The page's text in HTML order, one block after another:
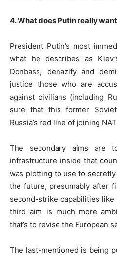
4. What does Putin really
President Putin’s most
what he describes as
Donbass, denazify and
justice those who are
against civilians (including
sure that this former
Russia’s red line of joining
The secondary aims are
infrastructure inside that
was plotting to use to
the future, presumably after
second-strike capabilities like
third aim is much more
that’s to revise the European
The last-mentioned is being